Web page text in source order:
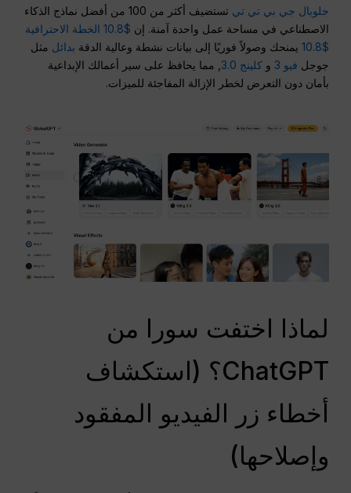
جلوبال جي بي تي تي
تستضيف أكثر من 100 من أفضل نماذج الذكاء
الاصطناعي في مساحة عمل واحدة آمنة. إن
$10.8 الخطة الاحترافية
$10.8
يمنحك وصولاً فوريًا إلى بيانات نشطة وعالية الدقة بدائل مثل
جوجل فيو 3 وكلينج 3.0
, مما يحافظ على سير أعمالك الإبداعية
بأمان دون التعرض لخطر الإزالة المفاجئة للميزات.
لماذا اختفت سورا من
ChatGPT؟ (استكشاف
أخطاء زر الفيديو المفقود
وإصلاحها)